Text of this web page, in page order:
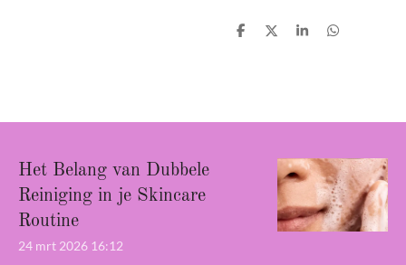
D
D
S
D
Het Belang van Dubbele
Reiniging in je Skincare
Routine
24 mrt 2026 16:12